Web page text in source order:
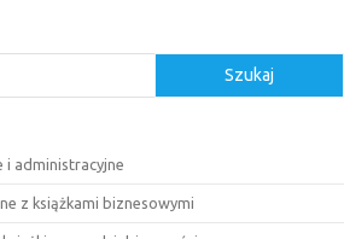
Szukaj
i administracyjne
z książkami biznesowymi